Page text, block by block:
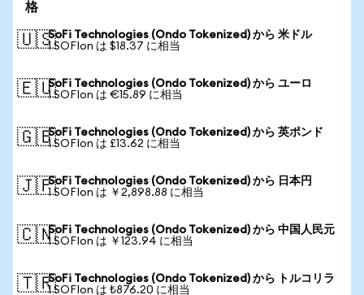
格
🇺🇸SoFi Technologies (Ondo Tokenized) から 米ドル
1 SOFIon は $18.37 に相当
🇪🇺SoFi Technologies (Ondo Tokenized) から ユーロ
1 SOFIon は €15.89 に相当
🇬🇧SoFi Technologies (Ondo Tokenized) から 英ポンド
1 SOFIon は £13.62 に相当
🇯🇵SoFi Technologies (Ondo Tokenized) から 日本円
1 SOFIon は ￥2,898.88 に相当
🇨🇳SoFi Technologies (Ondo Tokenized) から 中国人民元
1 SOFIon は ￥123.94 に相当
🇹🇷SoFi Technologies (Ondo Tokenized) から トルコリラ
1 SOFIon は ₺876.20 に相当